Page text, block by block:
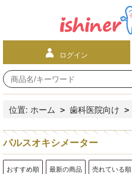
ログイン
位置: ホーム > 歯科医院向け >
パルスオキシメーター
おすすめ順 最新の商品 売れている順